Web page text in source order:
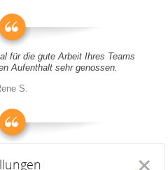
für die gute Arbeit Ihres Teams
Aufenthalt sehr genossen.
S.
It was a pleasure to stay at your